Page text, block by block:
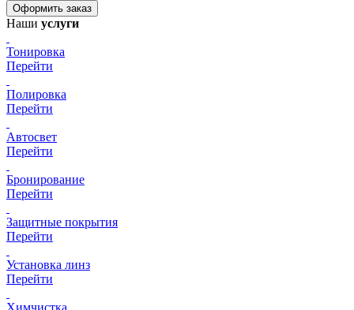
Наши услуги
Тонировка
Перейти
Полировка
Перейти
Автосвет
Перейти
Бронирование
Перейти
Защитные покрытия
Перейти
Установка линз
Перейти
Химчистка